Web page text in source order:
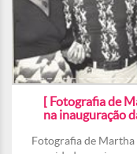
[ Fotografia de
na inauguração
Fotografia de